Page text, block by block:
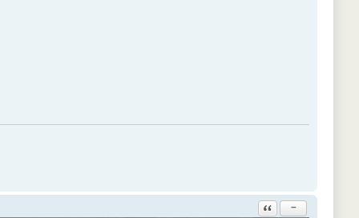
Ответить с цитатой
−